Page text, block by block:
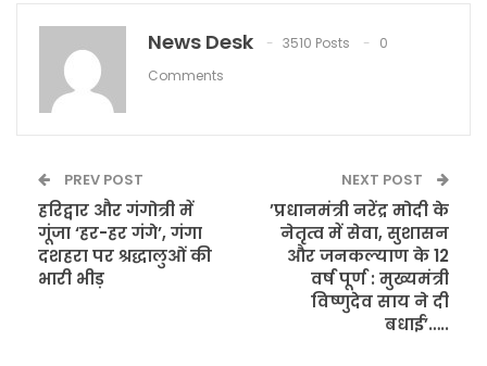
News Desk 3510 Posts
0
Comments
PREV POST
हरिद्वार और गंगोत्री में
गूंजा ‘हर-हर गंगे’, गंगा
दशहरा पर श्रद्धालुओं की
भारी भीड़
NEXT POST
’प्रधानमंत्री नरेंद्र मोदी के
नेतृत्व में सेवा, सुशासन
और जनकल्याण के 12
वर्ष पूर्ण : मुख्यमंत्री
विष्णुदेव साय ने दी
बधाई’…..